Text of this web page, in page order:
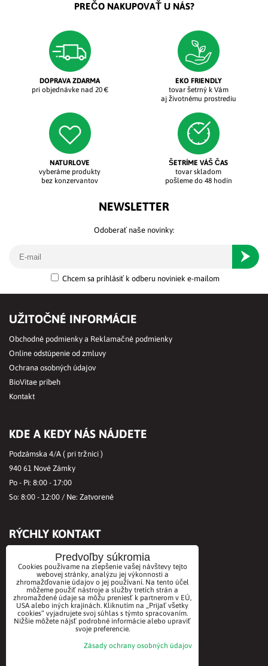
PREČO NAKUPOVAŤ U NÁS?
DOPRAVA ZDARMA
pri objednávke nad 20 €
EKO FRIENDLY
tovar šetrný k Vám
aj životnému prostrediu
NATURLOVE
vyberáme produkty
bez konzervantov
ŠETRÍME VÁŠ ČAS
tovar skladom
pošleme do 48 hodín
NEWSLETTER
Odoberať naše novinky:
Chcem sa prihlásiť k odberu noviniek e-mailom
UŽITOČNÉ INFORMÁCIE
Obchodné podmienky a Reklamačné podmienky
Online odstúpenie od zmluvy
Ochrana osobných údajov
BioVitae príbeh
Kontakt
KDE A KEDY NÁS NÁJDETE
Podzámska 4/A ( pri tržnici )
940 61 Nové Zámky
Po - Pi: 8:00 - 17:00
So: 8:00 - 12:00 / Ne: Zatvorené
RÝCHLY KONTAKT
+421356421513
Mobil:+421901712584
Email:office@biovitae.sk
AKCEPTUJEME PLATBY KARTOU
Predvoľby súkromia
Cookies používame na zlepšenie vašej návštevy tejto
webovej stránky, analýzu jej výkonnosti a
zhromažďovanie údajov o jej používaní. Na tento účel
môžeme použiť nástroje a služby tretích strán a
zhromaždené údaje sa môžu preniesť k partnerom v EÚ,
USA alebo iných krajinách. Kliknutím na „Prijať všetky
cookies“ vyjadrujete svoj súhlas s týmto spracovaním.
Nižšie môžete nájsť podrobné informácie alebo upraviť
svoje preferencie.
Zásady ochrany osobných údajov